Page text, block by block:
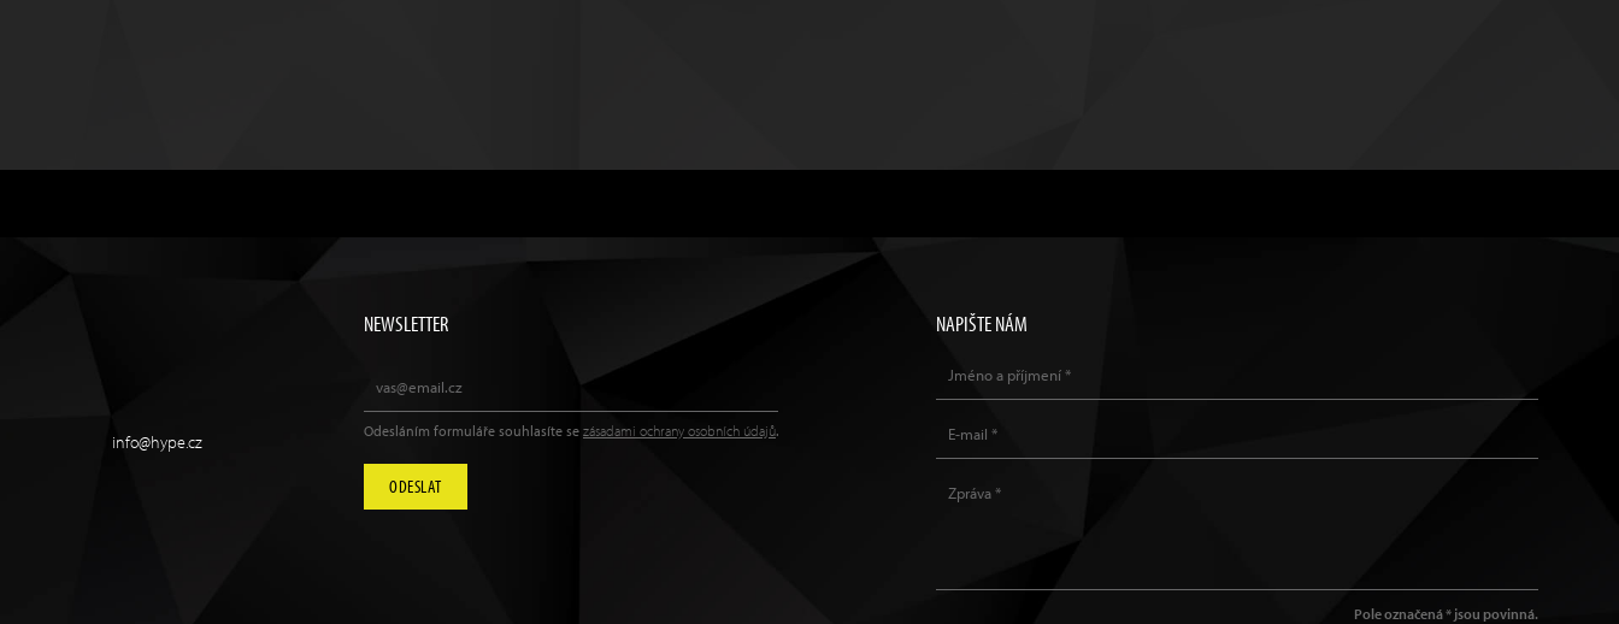
info@hype.cz
NEWSLETTER
Odesláním formuláře souhlasíte se zásadami ochrany osobních údajů.
ODESLAT
NAPIŠTE NÁM
Pole označená * jsou povinná.